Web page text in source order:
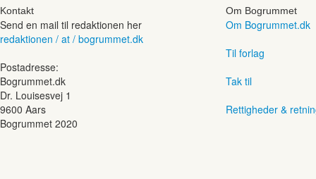
Kontakt
Send en mail til redaktionen her
redaktionen / at / bogrummet.dk
Postadresse:
Bogrummet.dk
Dr. Louisesvej 1
9600 Aars
Om Bogrummet
Om Bogrummet.dk
Til forlag
Tak til
Rettigheder &
Bogrummet 2020